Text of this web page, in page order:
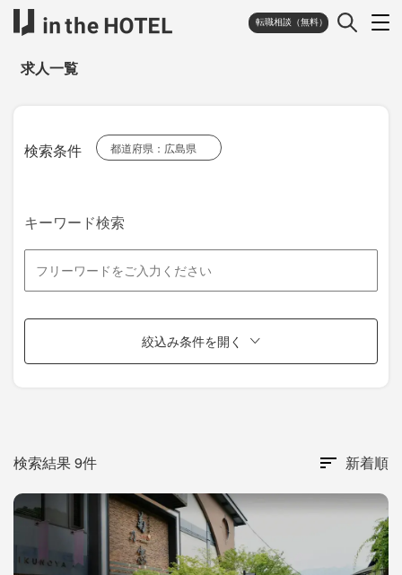
転職相談（無料）
求人一覧
検索条件 都道府県：広島県
キーワード検索
絞込み条件を開く
検索結果 9件 新着順